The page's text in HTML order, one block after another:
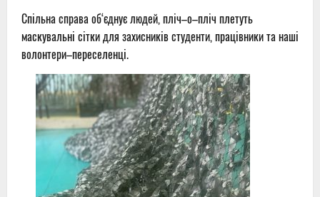
Спільна справа об‘єднує людей, пліч–о–пліч плетуть
маскувальні сітки для захисників студенти, працівники та наші
волонтери–переселенці.